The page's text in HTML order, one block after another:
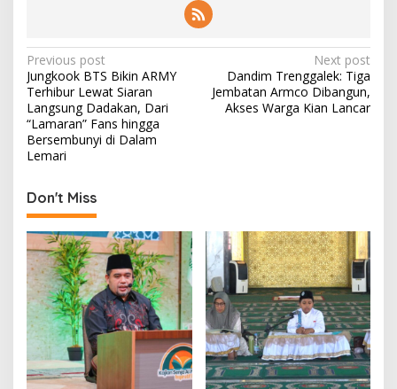
P
o
s
t
n
a
v
i
g
a
t
i
o
Previous post
Jungkook BTS Bikin ARMY
Terhibur Lewat Siaran
Langsung Dadakan, Dari
“Lamaran” Fans hingga
Bersembunyi di Dalam
Lemari
Next post
Dandim Trenggalek: Tiga
Jembatan Armco Dibangun,
Akses Warga Kian Lancar
Don't Miss